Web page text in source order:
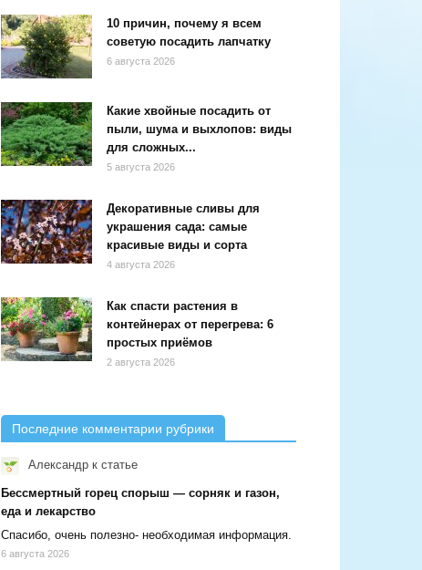
10 причин, почему я всем
советую посадить лапчатку
6 августа 2026
Какие хвойные посадить от
пыли, шума и выхлопов: виды
для сложных...
5 августа 2026
Декоративные сливы для
украшения сада: самые
красивые виды и сорта
4 августа 2026
Как спасти растения в
контейнерах от перегрева: 6
простых приёмов
2 августа 2026
Последние комментарии рубрики
Александр к статье
Бессмертный горец спорыш — сорняк и газон,
еда и лекарство
Спасибо, очень полезно- необходимая информация.
6 августа 2026